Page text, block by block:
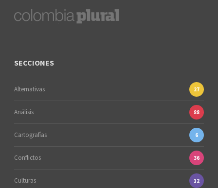
SECCIONES
Alternativas 27
Análisis 88
Cartografías 6
Conflictos 36
Culturas 12